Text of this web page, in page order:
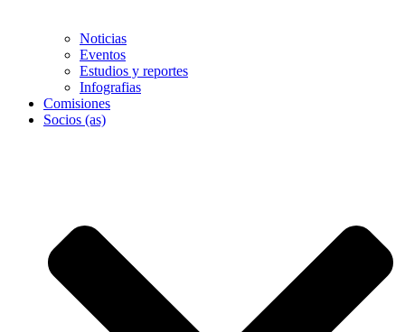
Noticias
Eventos
Estudios y reportes
Infografias
Comisiones
Socios (as)